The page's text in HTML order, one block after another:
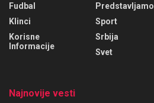
Fudbal
Klinci
Korisne
Informacije
Predstavljamo
Sport
Srbija
Svet
Najnovije vesti